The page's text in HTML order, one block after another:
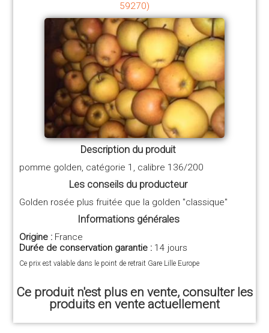
59270)
Description du produit
pomme golden, catégorie 1, calibre 136/200
Les conseils du producteur
Golden rosée plus fruitée que la golden "classique"
Informations générales
Origine : France
Durée de conservation garantie : 14 jours
Ce prix est valable dans le point de retrait Gare Lille Europe
Ce produit n'est plus en vente, consulter les
produits en vente actuellement